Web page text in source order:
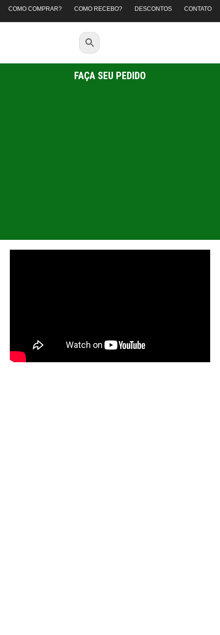
COMO COMPRAR? COMO RECEBO? DESCONTOS CONTATO
FAÇA SEU PEDIDO